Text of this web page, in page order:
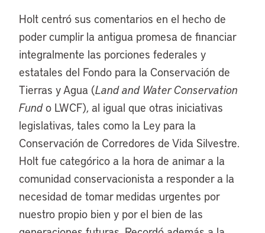
Holt centró sus comentarios en el hecho de
poder cumplir la antigua promesa de financiar
integralmente las porciones federales y
estatales del Fondo para la Conservación de
Tierras y Agua (Land and Water Conservation
Fundo LWCF), al igual que otras iniciativas
legislativas, tales como la Ley para la
Conservación de Corredores de Vida Silvestre.
Holt fue categórico a la hora de animar a la
comunidad conservacionista a responder a la
necesidad de tomar medidas urgentes por
nuestro propio bien y por el bien de las